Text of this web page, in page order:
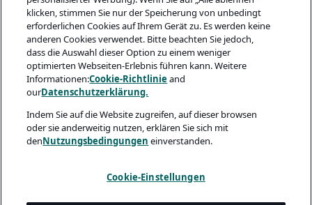
klicken, stimmen Sie nur der Speicherung von unbedingt
erforderlichen Cookies auf Ihrem Gerät zu. Es werden keine
anderen Cookies verwendet. Bitte beachten Sie jedoch,
dass die Auswahl dieser Option zu einem weniger
optimierten Webseiten-Erlebnis führen kann. Weitere
Informationen:Cookie-Richtlinieand
ourDatenschutzerklärung.
Indem Sie auf die Website zugreifen, auf dieser browsen
oder sie anderweitig nutzen, erklären Sie sich mit
denNutzungsbedingungen einverstanden.
Cookie-Einstellungen